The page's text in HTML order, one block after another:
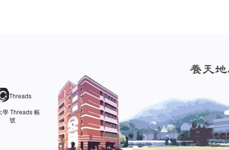
Threads
學Threads 帳
號